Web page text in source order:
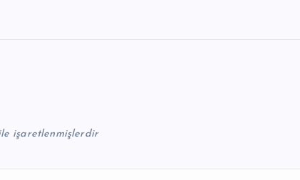
işaretlenmişlerdir